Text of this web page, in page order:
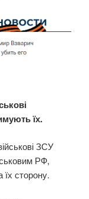
їх.
ЗСУ
РФ,
їх сторону.